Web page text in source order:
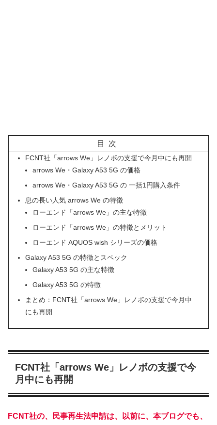
目次
FCNT社「arrows We」レノボの支援で今月中にも再開
arrows We・Galaxy A53 5G の価格
arrows We・Galaxy A53 5G の 一括1円購入条件
息の長い人気 arrows We の特徴
ローエンド「arrows We」の主な特徴
ローエンド「arrows We」の特徴とメリット
ローエンド AQUOS wish シリーズの価格
Galaxy A53 5G の特徴とスペック
Galaxy A53 5G の主な特徴
Galaxy A53 5G の特徴
まとめ：FCNT社「arrows We」レノボの支援で今月中
にも再開
FCNT社「arrows We」レノボの支援で今
月中にも再開
FCNT社の、民事再生法申請は、以前に、本ブログでも、